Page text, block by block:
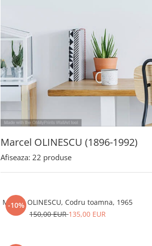
Marcel OLINESCU (1896-1992)
Afiseaza: 22 produse
-10%
Marcel OLINESCU, Codru toamna, 1965
150,00 EUR135,00 EUR